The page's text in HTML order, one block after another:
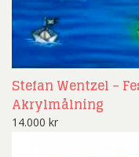
Stefan Wentzel –
Akrylmålning
14.000 kr